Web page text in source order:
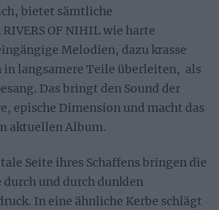
bietet sämtliche
OF NIHIL wie harte
Melodien, dazu krasse
langsamere Teile überleiten, als
Das bringt den Sound der
epische Dimension und macht das
aktuellen Album.
Seite ihres Schaffens bringen die
und durch dunklen
In eine ähnliche Kerbe schlägt